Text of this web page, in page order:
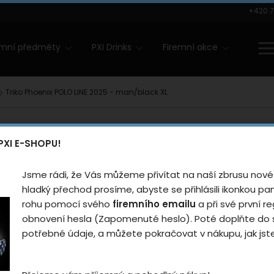
E-SHOPU!
Jsme rádi, že Vás můžeme přivítat na naší zbrusu
hladký přechod prosíme, abyste se přihlásili ikonkou
rohu pomocí svého firemního emailu a při své první
obnovení hesla (Zapomenuté heslo). Poté doplňte do
potřebné údaje, a můžete pokračovat v nákupu, jak
+420
předměty PXI Drinks Firemní akce
Triko Phoenix POLO LINE 2025 - man/black XL
Triko
2025 -
Černé sportovní triko
univerzální styl v